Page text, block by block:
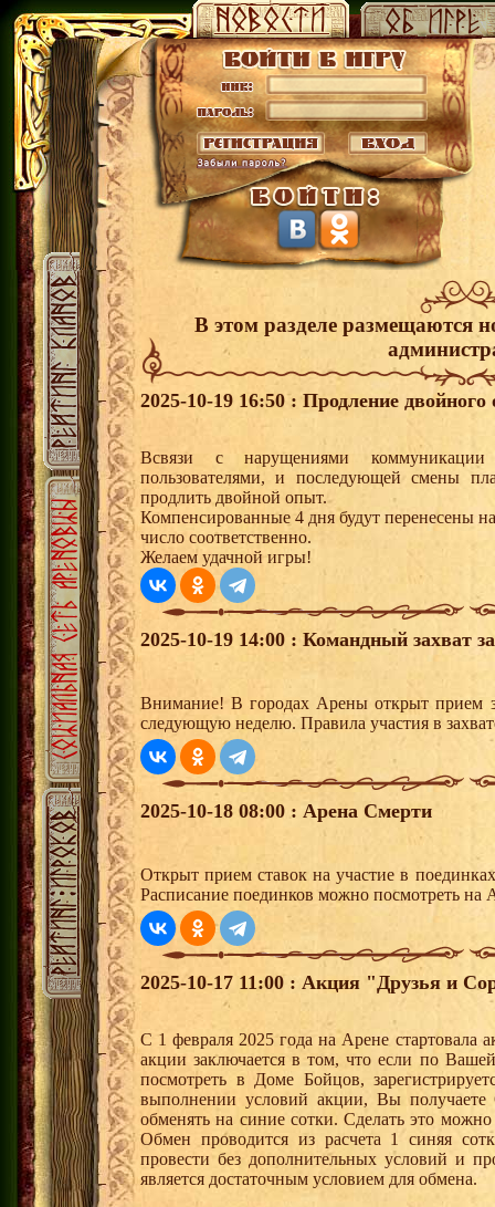
В этом разделе размещаются
2025-10-19 16:50 : Продление
Всвязи с нарущениями
пользователями, и последующей смены
продлить двойной опыт.
Компенсированные 4 дня будут перенесены
число соответственно.
Желаем удачной игры!
2025-10-19 14:00 : Командный захват
Внимание! В городах Арены открыт прием
следующую неделю. Правила участия в
2025-10-18 08:00 : Арена Смерти
Открыт прием ставок на участие в
Расписание поединков можно посмотреть на
2025-10-17 11:00 : Акция "Друзья и
С 1 февраля 2025 года на Арене стартовала
акции заключается в том, что если по
посмотреть в Доме Бойцов,
выполнении условий акции, Вы
обменять на синие сотки. Сделать это
Обмен проводится из расчета 1 синяя
провести без дополнительных условий и
является достаточным условием для обмена.